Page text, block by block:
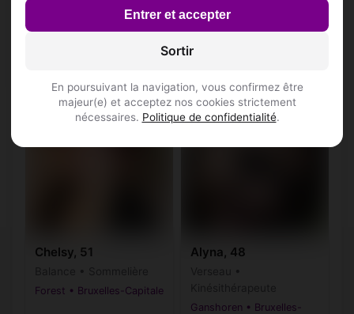
Entrer et accepter
Sortir
En poursuivant la navigation, vous confirmez être
majeur(e) et acceptez nos cookies strictement
nécessaires. Politique de confidentialité.
Cancer • Infirmière
Chelsy, 51
Forest • Bruxelles-Capitale
♀
Alyna, 48
Ganshoren • Bruxelles-